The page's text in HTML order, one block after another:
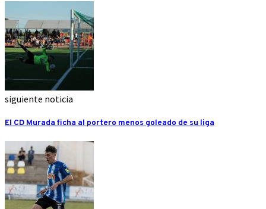
siguiente noticia
El CD Murada ficha al portero menos goleado de su liga